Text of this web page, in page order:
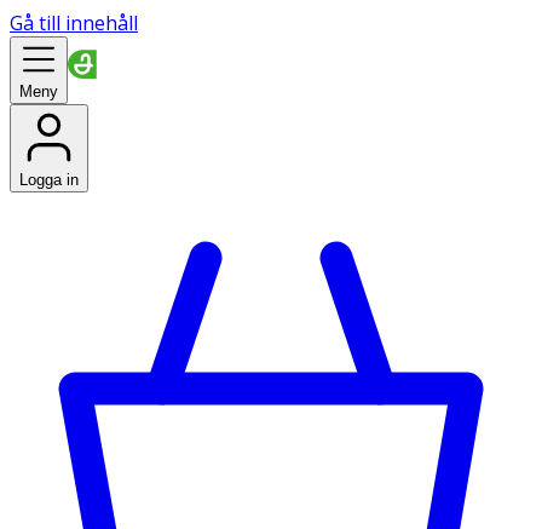
Gå till innehåll
Meny
Logga in